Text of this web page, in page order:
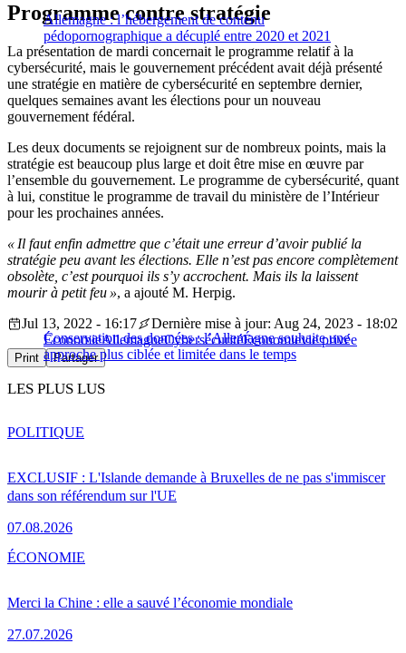
Allemagne : l’hébergement de contenu
pédopornographique a décuplé entre 2020 et 2021
Programme contre stratégie
La présentation de mardi concernait le programme relatif à la
cybersécurité, mais le gouvernement précédent avait déjà présenté
une stratégie en matière de cybersécurité en septembre dernier,
quelques semaines avant les élections pour un nouveau
gouvernement fédéral.
Les deux documents se rejoignent sur de nombreux points, mais la
stratégie est beaucoup plus large et doit être mise en œuvre par
l’ensemble du gouvernement. Le programme de cybersécurité, quant
à lui, constitue le programme de travail du ministère de l’Intérieur
pour les prochaines années.
« Il faut enfin admettre que c’était une erreur d’avoir publié la
stratégie peu avant les élections. Elle n’est pas encore complètement
obsolète, c’est pourquoi ils s’y accrochent. Mais ils la laissent
mourir à petit feu », a ajouté M. Herpig.
Conservation des données : l’Allemagne souhaite une
approche plus ciblée et limitée dans le temps
Jul 13, 2022 - 16:17
Dernière mise à jour: Aug 24, 2023 - 18:02
ÉconomieAllemagneCybersécuritéÉconomievie privée
Print Partager
LES PLUS LUS
EXCLUSIF : L'Islande demande à Bruxelles de ne pas s'immiscer
dans son référendum sur l'UE
07.08.2026
POLITIQUE
Merci la Chine : elle a sauvé l’économie mondiale
27.07.2026
ÉCONOMIE